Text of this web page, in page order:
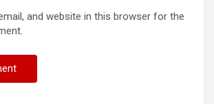
and website in this browser for the